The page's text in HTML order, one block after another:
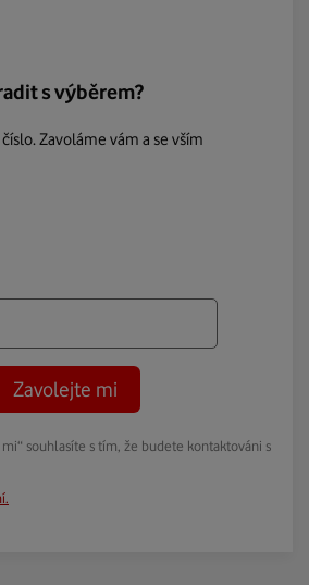
s výběrem?
Zavoláme vám a se vším
Zavolejte mi
souhlasíte s tím, že budete kontaktováni s